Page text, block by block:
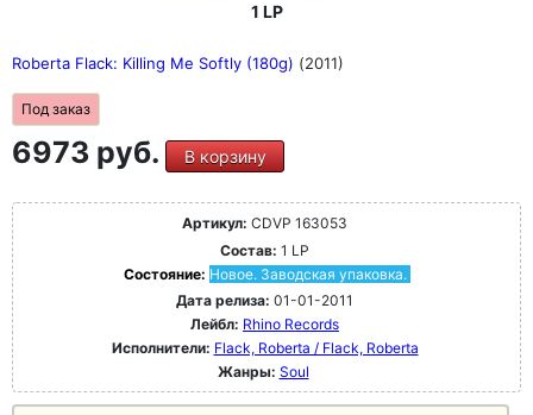
1 LP
Roberta Flack: Killing Me Softly (180g) (2011)
Под заказ
6973 руб. В корзину
Артикул: CDVP 163053
Состав: 1 LP
Состояние: Новое. Заводская упаковка.
Дата релиза: 01-01-2011
Лейбл: Rhino Records
Исполнители: Flack, Roberta / Flack, Roberta
Жанры: Soul